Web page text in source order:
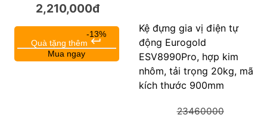
2,210,000đ
-13%
Quà tặng thêm keyboard_return
Mua ngay
Kệ đựng gia vị điện tự
động Eurogold
ESV8990Pro, hợp kim
nhôm, tải trọng 20kg, mã
kích thước 900mm
23460000